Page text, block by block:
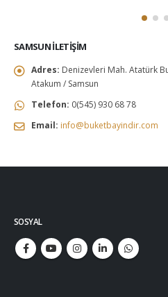
SAMSUN İLETIŞIM
Adres: Denizevleri Mah. Atatürk
Atakum / Samsun
Telefon: 0(545) 930 68 78
Email: info@buketbayindir.com
SOSYAL